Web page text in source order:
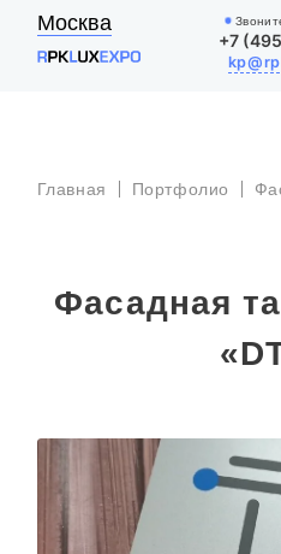
Москва
+7
ВЫВЕСКИ
ЦЕНЫ
О КОМПАНИИ
Главная Портфолио
Фасадная